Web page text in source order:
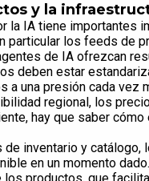
y la
la IA tiene importantes
particular los feeds de
de IA ofrezcan
deben estar
una presión cada vez
regional, los
hay que saber cómo
inventario y catálogo,
en un momento dado.